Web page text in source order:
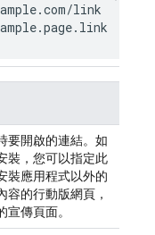
link
要開啟的連結。如
裝，您可以指定此
裝應用程式以外的
容的行動版網頁，
傳頁面。